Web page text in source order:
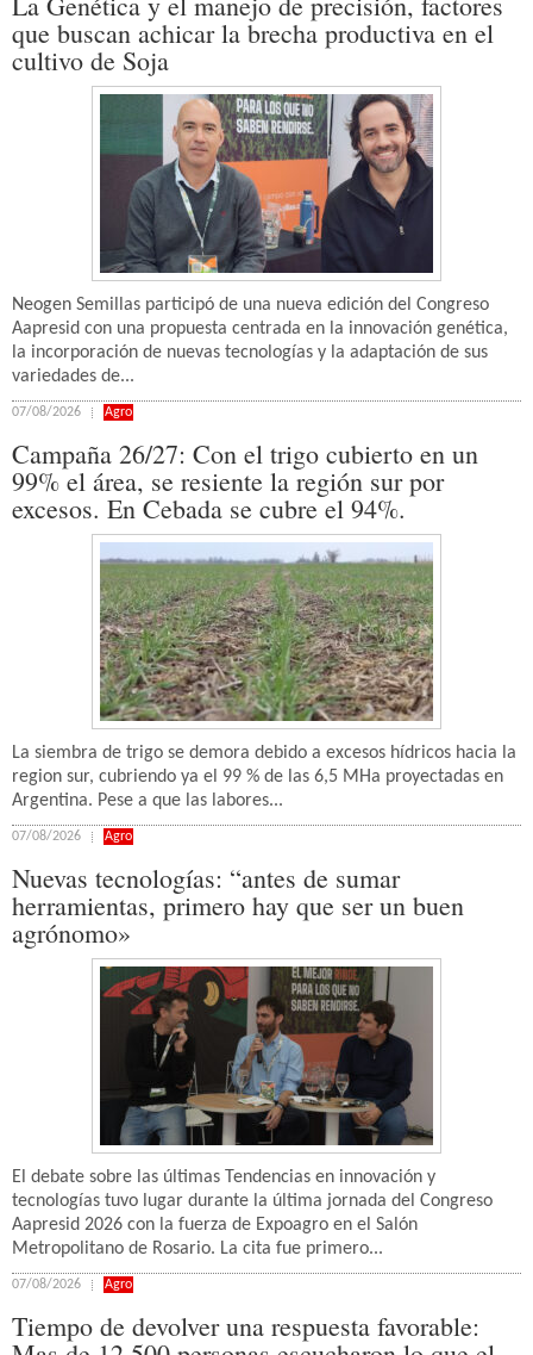
que buscan achicar la brecha productiva en el
cultivo de Soja
Neogen Semillas participó de una nueva edición del Congreso
Aapresid con una propuesta centrada en la innovación genética,
la incorporación de nuevas tecnologías y la adaptación de sus
variedades de...
07/08/2026 Agro
Campaña 26/27: Con el trigo cubierto en un
99% el área, se resiente la región sur por
excesos. En Cebada se cubre el 94%.
La siembra de trigo se demora debido a excesos hídricos hacia la
region sur, cubriendo ya el 99 % de las 6,5 MHa proyectadas en
Argentina. Pese a que las labores...
07/08/2026 Agro
Nuevas tecnologías: “antes de sumar
herramientas, primero hay que ser un buen
agrónomo»
El debate sobre las últimas Tendencias en innovación y
tecnologías tuvo lugar durante la última jornada del Congreso
Aapresid 2026 con la fuerza de Expoagro en el Salón
Metropolitano de Rosario. La cita fue primero...
07/08/2026 Agro
Tiempo de devolver una respuesta favorable: